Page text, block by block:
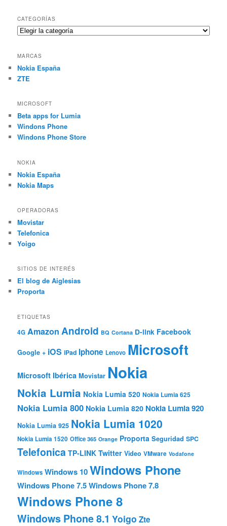
CATEGORÍAS
Categorías
MARCAS
Nokia España
ZTE
MICROSOFT
Beta apps for Lumia
Windons Phone
Windons Phone Store
NOKIA
Nokia España
Nokia Maps
OPERADORAS
Movistar
Telefonica
Yoigo
SITIOS DE INTERÉS
El blog de Aiglesias
Proporta
ETIQUETAS
4G Amazon Android BQ Cortana D-link Facebook
Google + iOS iPad Iphone Lenovo Microsoft
Microsoft Ibérica Movistar Nokia
Nokia Lumia Nokia Lumia 520 Nokia Lumia 625
Nokia Lumia 800 Nokia Lumia 820 Nokia Lumia 920
Nokia Lumia 925 Nokia Lumia 1020
Nokia Lumia 1520 Office 365 Orange Proporta Seguridad SPC
Telefonica TP-LINK Twitter Video VMware Vodafone
Windows Windows 10Windows Phone
Windows Phone 7.5Windows Phone 7.8
Windows Phone 8
Windows Phone 8.1 Yoigo Zte